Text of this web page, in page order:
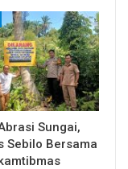
Sungai,
Sebilo Bersama